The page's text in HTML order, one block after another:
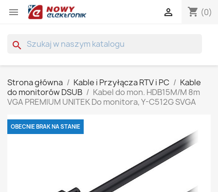
 shopping_cart (0)

search
Strona główna Kable i Przyłącza RTV i PC
Kable
do monitorów DSUB
Kabel do mon. HDB15M/M 8m
VGA PREMIUM UNITEK Do monitora, Y-C512G SVGA
OBECNIE BRAK NA STANIE